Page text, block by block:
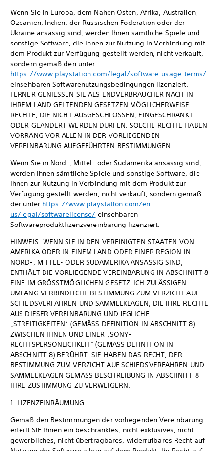
Wenn Sie in Europa, dem Nahen Osten, Afrika, Australien,
Ozeanien, Indien, der Russischen Föderation oder der
Ukraine ansässig sind, werden Ihnen sämtliche Spiele und
sonstige Software, die Ihnen zur Nutzung in Verbindung mit
dem Produkt zur Verfügung gestellt werden, nicht verkauft,
sondern gemäß den unter
https://www.playstation.com/legal/software-usage-terms/
einsehbaren Softwarenutzungsbedingungen lizenziert.
FERNER GENIESSEN SIE ALS ENDVERBRAUCHER NACH IN
IHREM LAND GELTENDEN GESETZEN MÖGLICHERWEISE
RECHTE, DIE NICHT AUSGESCHLOSSEN, EINGESCHRÄNKT
ODER GEÄNDERT WERDEN DÜRFEN. SOLCHE RECHTE HABEN
VORRANG VOR ALLEN IN DER VORLIEGENDEN
VEREINBARUNG AUFGEFÜHRTEN BESTIMMUNGEN.
Wenn Sie in Nord-, Mittel- oder Südamerika ansässig sind,
werden Ihnen sämtliche Spiele und sonstige Software, die
Ihnen zur Nutzung in Verbindung mit dem Produkt zur
Verfügung gestellt werden, nicht verkauft, sondern gemäß
der unter https://www.playstation.com/en-
us/legal/softwarelicense/ einsehbaren
Softwareproduktlizenzvereinbarung lizenziert.
HINWEIS: WENN SIE IN DEN VEREINIGTEN STAATEN VON
AMERIKA ODER IN EINEM LAND ODER EINER REGION IN
NORD-, MITTEL- ODER SÜDAMERIKA ANSÄSSIG SIND,
ENTHÄLT DIE VORLIEGENDE VEREINBARUNG IN ABSCHNITT 8
EINE IM GRÖSSTMÖGLICHEN GESETZLICH ZULÄSSIGEN
UMFANG VERBINDLICHE BESTIMMUNG ZUM VERZICHT AUF
SCHIEDSVERFAHREN UND SAMMELKLAGEN, DIE IHRE RECHTE
AUS DIESER VEREINBARUNG UND JEGLICHE
„STREITIGKEITEN“ (GEMÄSS DEFINITION IN ABSCHNITT 8)
ZWISCHEN IHNEN UND EINER „SONY-
RECHTSPERSÖNLICHKEIT“ (GEMÄSS DEFINITION IN
ABSCHNITT 8) BERÜHRT. SIE HABEN DAS RECHT, DER
BESTIMMUNG ZUM VERZICHT AUF SCHIEDSVERFAHREN UND
SAMMELKLAGEN GEMÄSS BESCHREIBUNG IN ABSCHNITT 8
IHRE ZUSTIMMUNG ZU VERWEIGERN.
1. LIZENZEINRÄUMUNG
Gemäß den Bestimmungen der vorliegenden Vereinbarung
erteilt SIE Ihnen ein beschränktes, nicht exklusives, nicht
gewerbliches, nicht übertragbares, widerrufbares Recht auf